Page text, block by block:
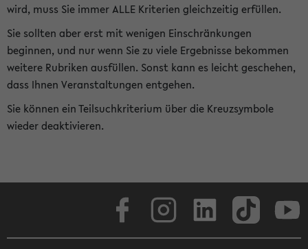
wird, muss Sie immer ALLE Kriterien gleichzeitig erfüllen.
Sie sollten aber erst mit wenigen Einschränkungen
beginnen, und nur wenn Sie zu viele Ergebnisse bekommen
weitere Rubriken ausfüllen. Sonst kann es leicht geschehen,
dass Ihnen Veranstaltungen entgehen.
Sie können ein Teilsuchkriterium über die Kreuzsymbole
wieder deaktivieren.